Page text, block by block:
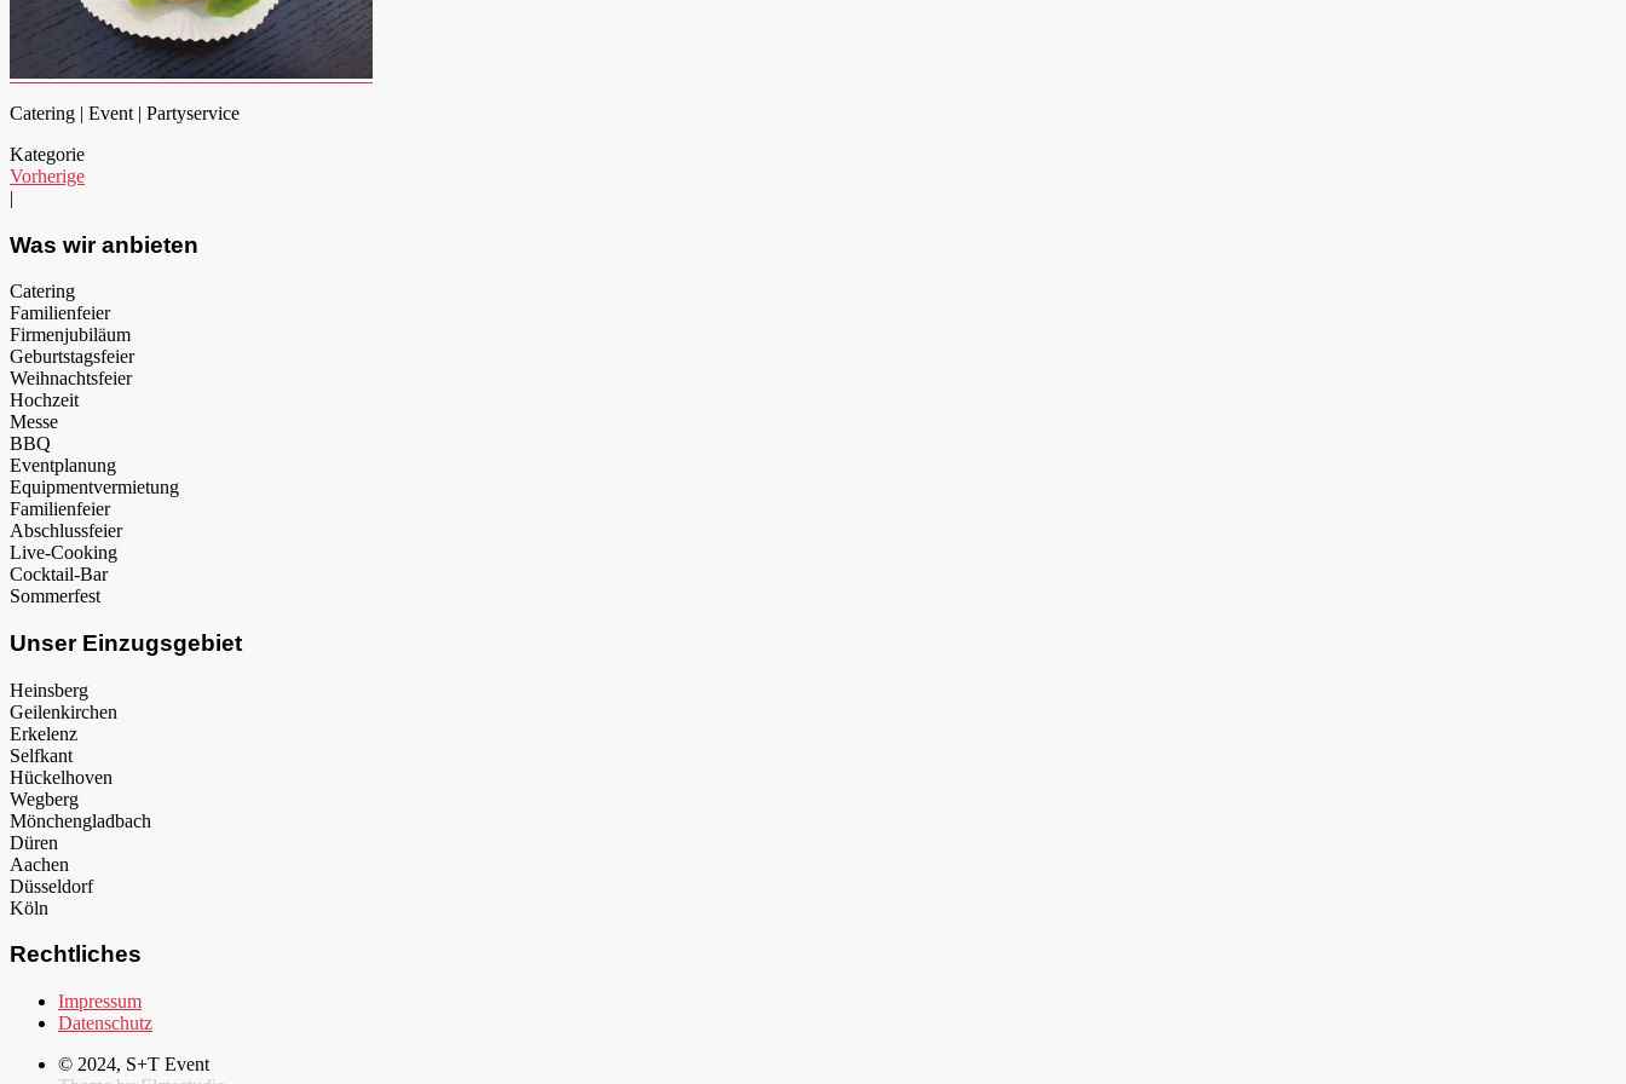
Catering | Event | Partyservice
Kategorie
Vorherige
|
Was wir anbieten
Catering
Familienfeier
Firmenjubiläum
Geburtstagsfeier
Weihnachtsfeier
Hochzeit
Messe
BBQ
Eventplanung
Equipmentvermietung
Familienfeier
Abschlussfeier
Live-Cooking
Cocktail-Bar
Sommerfest
Unser Einzugsgebiet
Heinsberg
Geilenkirchen
Erkelenz
Selfkant
Hückelhoven
Wegberg
Mönchengladbach
Düren
Aachen
Düsseldorf
Köln
Rechtliches
Impressum
Datenschutz
© 2024, S+T Event